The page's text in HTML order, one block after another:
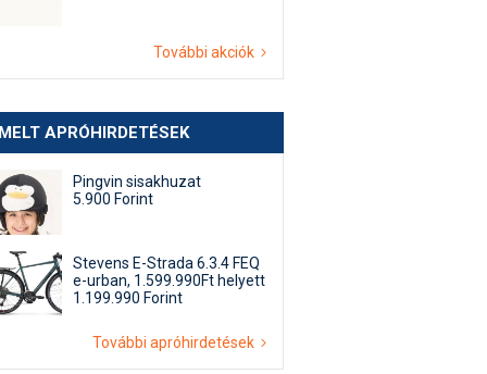
További akciók
APRÓHIRDETÉSEK
Pingvin sisakhuzat
5.900 Forint
Stevens E-Strada 6.3.4 FEQ
e-urban, 1.599.990Ft helyett
1.199.990 Forint
További apróhirdetések